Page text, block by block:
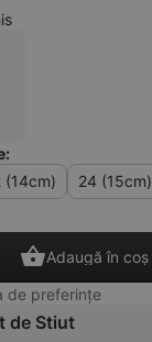
(14cm) 24 (15cm)
Adaugă în coș
de preferințe
de Stiut